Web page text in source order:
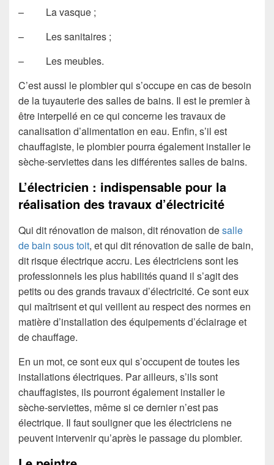
– La vasque ;
– Les sanitaires ;
– Les meubles.
C’est aussi le plombier qui s’occupe en cas de besoin
de la tuyauterie des salles de bains. Il est le premier à
être interpellé en ce qui concerne les travaux de
canalisation d’alimentation en eau. Enfin, s’il est
chauffagiste, le plombier pourra également installer le
sèche-serviettes dans les différentes salles de bains.
L’électricien : indispensable pour la
réalisation des travaux d’électricité
Qui dit rénovation de maison, dit rénovation desalle
de bain sous toit, et qui dit rénovation de salle de bain,
dit risque électrique accru. Les électriciens sont les
professionnels les plus habilités quand il s’agit des
petits ou des grands travaux d’électricité. Ce sont eux
qui maîtrisent et qui veillent au respect des normes en
matière d’installation des équipements d’éclairage et
de chauffage.
En un mot, ce sont eux qui s’occupent de toutes les
installations électriques. Par ailleurs, s’ils sont
chauffagistes, ils pourront également installer le
sèche-serviettes, même si ce dernier n’est pas
électrique. Il faut souligner que les électriciens ne
peuvent intervenir qu’après le passage du plombier.